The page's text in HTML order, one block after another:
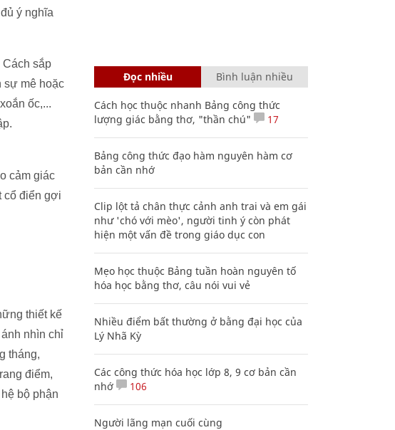
ý nghĩa
Cách sắp
sự mê hoặc
ốc,...
cảm giác
cổ điển gợi
thiết kế
nhìn chỉ
tháng,
điểm,
bộ phận
Đọc nhiều Bình luận nhiều
Cách học thuộc nhanh Bảng công thức
lượng giác bằng thơ, "thần chú"
17
Bảng công thức đạo hàm nguyên hàm cơ
bản cần nhớ
Clip lột tả chân thực cảnh anh trai và em gái
như 'chó với mèo', người tinh ý còn phát
hiện một vấn đề trong giáo dục con
Mẹo học thuộc Bảng tuần hoàn nguyên tố
hóa học bằng thơ, câu nói vui vẻ
Nhiều điểm bất thường ở bằng đại học của
Lý Nhã Kỳ
Các công thức hóa học lớp 8, 9 cơ bản cần
nhớ
106
Người lãng mạn cuối cùng